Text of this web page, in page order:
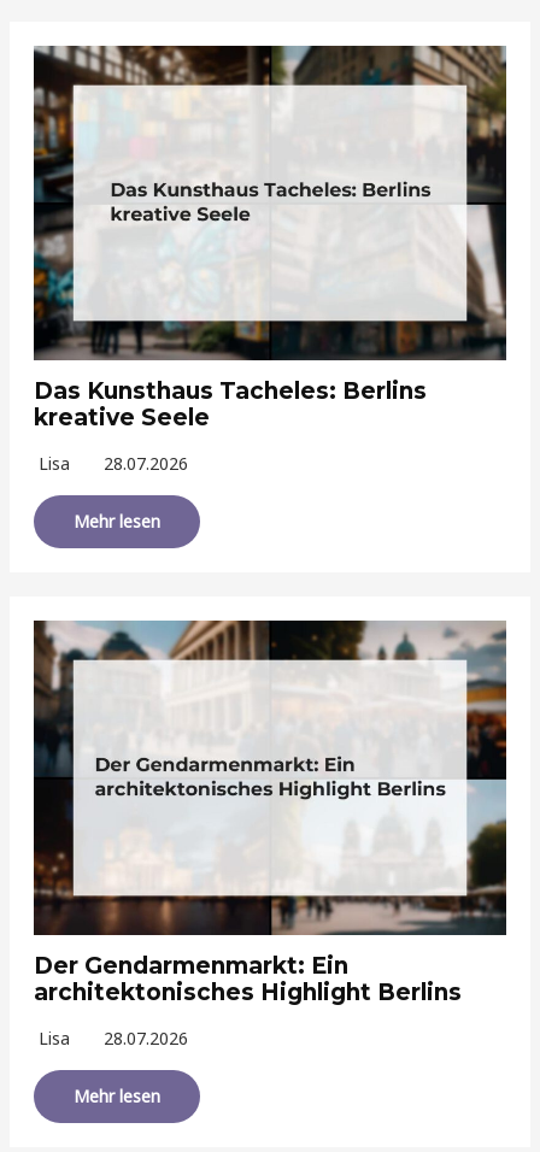
Das Kunsthaus Tacheles: Berlins
kreative Seele
Lisa 28.07.2026
Mehr lesen
Der Gendarmenmarkt: Ein
architektonisches Highlight Berlins
Lisa 28.07.2026
Mehr lesen